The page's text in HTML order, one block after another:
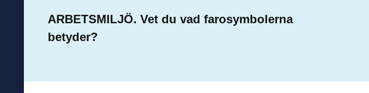
ARBETSMILJÖ. Vet du vad farosymbolerna
betyder?